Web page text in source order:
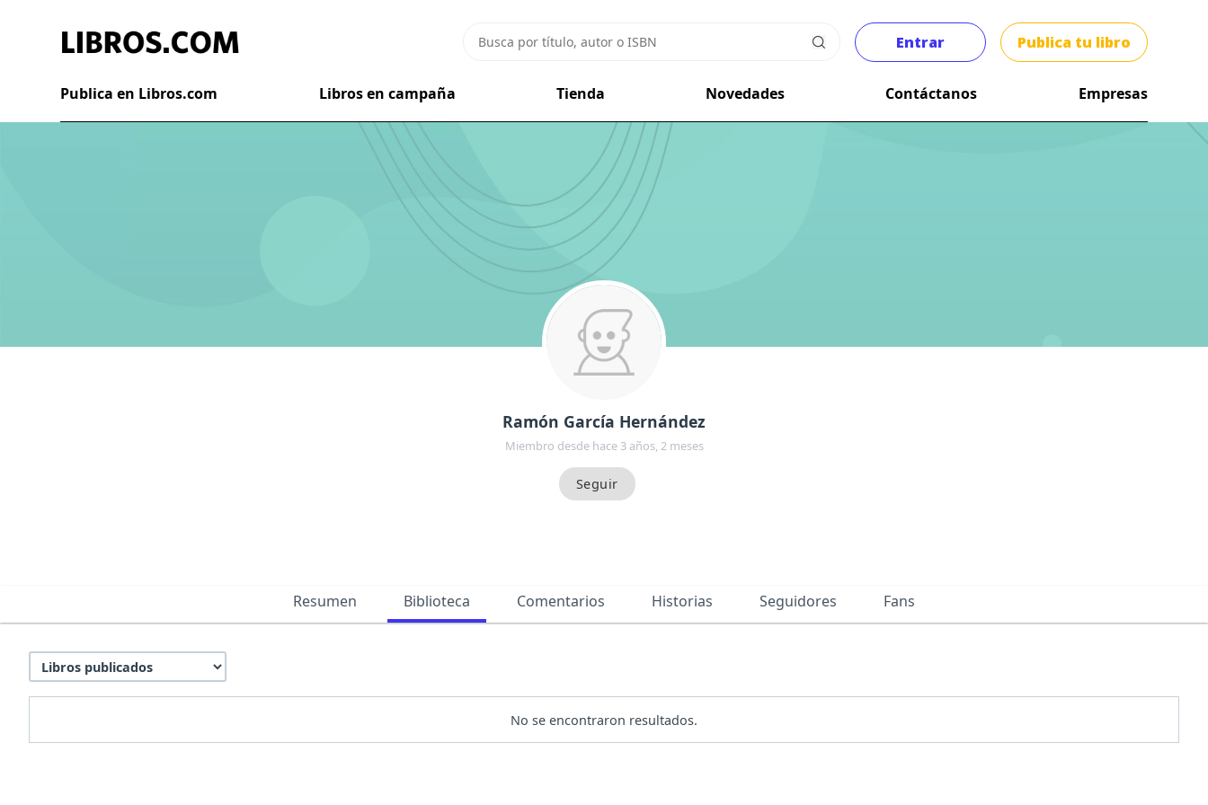
Entrar Publica tu libro
Publica en Libros.com Libros en campaña Tienda Novedades Contáctanos Empresas
Ramón García Hernández
Miembro desde hace 3 años, 2 meses
Resumen Biblioteca Comentarios Historias Seguidores Fans
No se encontraron resultados.